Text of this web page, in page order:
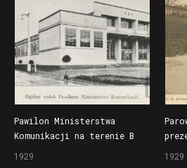
Szkoła Handlowa
Pawilon Ministerstwa
Komunikacji na terenie B
Powszechnej Wystawy
1929 1929